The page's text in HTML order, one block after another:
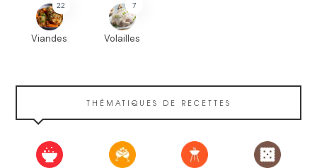
22
Viandes
7
Volailles
THÉMATIQUES DE RECETTES